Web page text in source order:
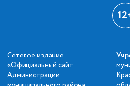
Сетевое издание
«Официальный сайт
Администрации